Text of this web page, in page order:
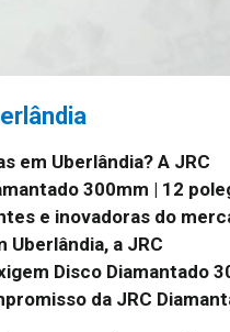
em Uberlândia? A JRC
300mm | 12
e inovadoras do
a JRC
Disco Diamantado
da JRC